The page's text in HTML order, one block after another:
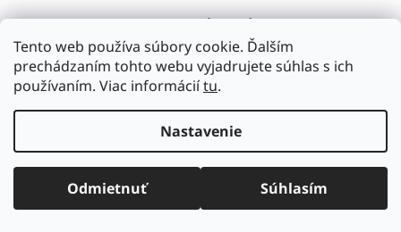
Tento web používa súbory cookie. Ďalším
prechádzaním tohto webu vyjadrujete súhlas s ich
používaním. Viac informáciítu.
Nastavenie
Odmietnuť Súhlasím
9. Ochrana osobných údajov
9.1 Pri spracúvaní osobných údajov Prevádzkovateľ
postupuje podľa Nariadenia Európskeho parlamentu a Rady
spracúvaní osobných údajov a o voľnom pohybe takýchto
údajov, ktorým sa zrušuje smernica 95/46/ES (ďalej len
„GDPR“) a zákona č. 18/2018 Z. z. o ochrane osobných údajov
a o zmene a doplnení niektorých zákonov.
9.2 Všetky informácie, ktoré pri spolupráci Užívateľ uvedie,
sú dôverné a Prevádzkovateľ bude s nimi tak zaobchádzať.